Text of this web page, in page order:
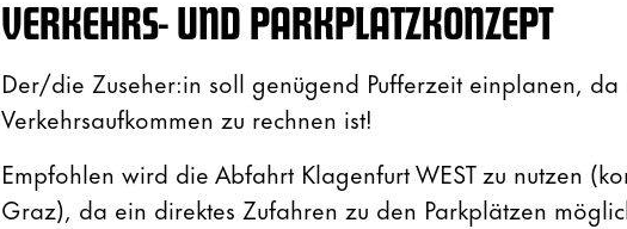
VERKEHRS- UND PARKPLATZKONZEPT
Der/die Zuseher:in soll genügend Pufferzeit einplanen,
Verkehrsaufkommen zu rechnen ist!
Empfohlen wird die Abfahrt Klagenfurt WEST zu nutzen
Graz), da ein direktes Zufahren zu den Parkplätzen